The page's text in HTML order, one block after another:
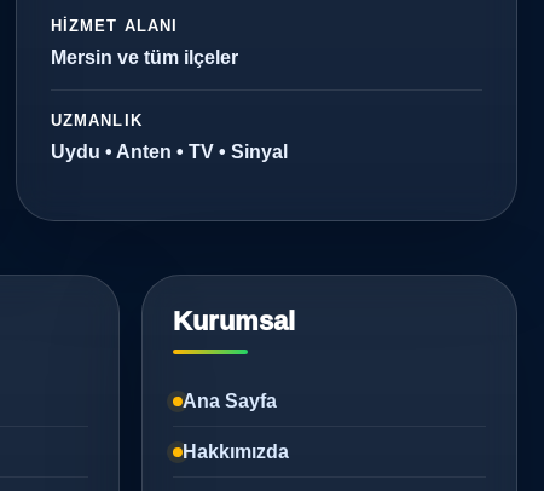
HIZMET ALANI
Mersin ve tüm ilçeler
UZMANLIK
Uydu • Anten • TV • Sinyal
Kurumsal
Ana Sayfa
Hakkımızda